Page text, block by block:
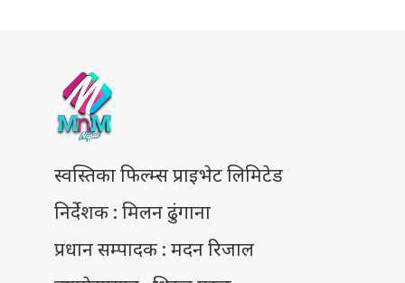
स्वस्तिका फिल्म्स प्राइभेट लिमिटेड
निर्देशक : मिलन ढुंगाना
प्रधान सम्पादक : मदन रिजाल